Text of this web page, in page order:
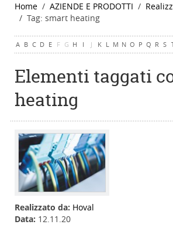
Home AZIENDE E PRODOTTI
Tag: smart heating
A B C D E F G H I J K L M N O P Q R S
Elementi taggati
heating
Realizzato da: Hoval
Data: 12.11.20